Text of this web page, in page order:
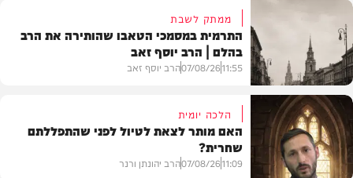
דעות
בית המדרש
ממתק לשבת
התרמית במסמכי הטאבו שהותירה את הרב
בהלם | הרב יוסף זאב
11:55
07/08/26הרב יוסף זאב
הלכה יומית
האם מותר לצאת לטיול לפני שהתפללתם
שחרית?
11:09
07/08/26הרב יהונתן ורנר